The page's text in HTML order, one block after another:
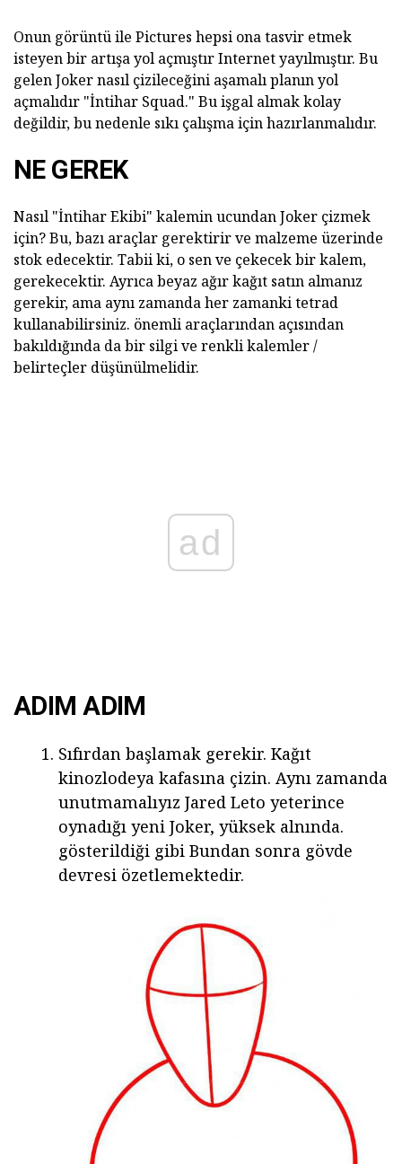
Onun görüntü ile Pictures hepsi ona tasvir etmek
isteyen bir artışa yol açmıştır Internet yayılmıştır. Bu
gelen Joker nasıl çizileceğini aşamalı planın yol
açmalıdır "İntihar Squad." Bu işgal almak kolay
değildir, bu nedenle sıkı çalışma için hazırlanmalıdır.
NE GEREK
Nasıl "İntihar Ekibi" kalemin ucundan Joker çizmek
için? Bu, bazı araçlar gerektirir ve malzeme üzerinde
stok edecektir. Tabii ki, o sen ve çekecek bir kalem,
gerekecektir. Ayrıca beyaz ağır kağıt satın almanız
gerekir, ama aynı zamanda her zamanki tetrad
kullanabilirsiniz. önemli araçlarından açısından
bakıldığında da bir silgi ve renkli kalemler /
belirteçler düşünülmelidir.
ad
ADIM ADIM
Sıfırdan başlamak gerekir. Kağıt
kinozlodeya kafasına çizin. Aynı zamanda
unutmamalıyız Jared Leto yeterince
oynadığı yeni Joker, yüksek alnında.
gösterildiği gibi Bundan sonra gövde
devresi özetlemektedir.